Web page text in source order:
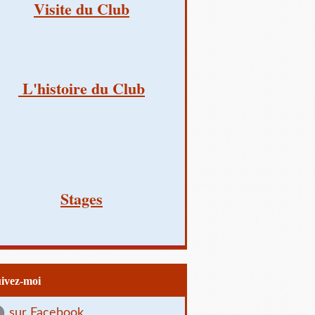
Visite du Club
L'histoire du Club
Stages
moi
sur Facebook